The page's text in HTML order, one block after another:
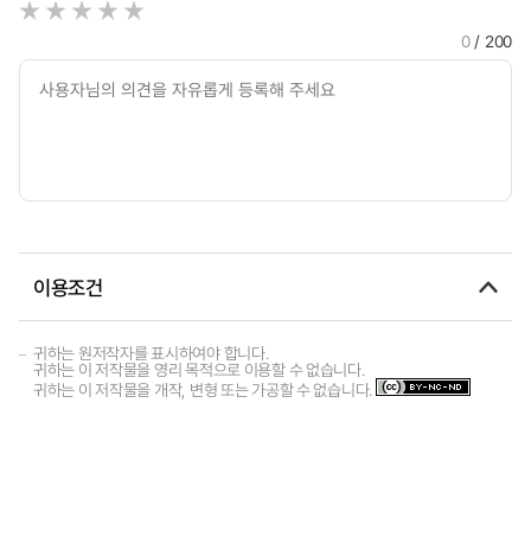
0/ 200
이용조건
귀하는 원저작자를 표시하여야 합니다.
귀하는 이 저작물을 영리 목적으로 이용할 수 없습니다.
귀하는 이 저작물을 개작, 변형 또는 가공할 수 없습니다.